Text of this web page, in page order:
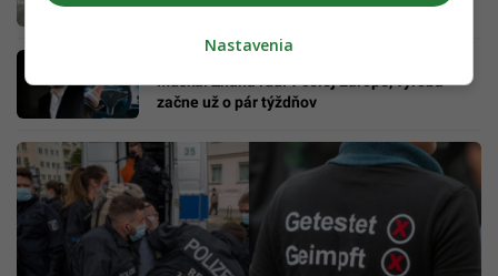
chodci a cyklisti
Muska. Zháňa ľudí v celej Európe, výroba
začne už o pár týždňov
Nastavenia